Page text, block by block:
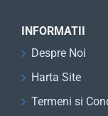
INFORMATII
Despre Noi
Harta Site
Termeni si